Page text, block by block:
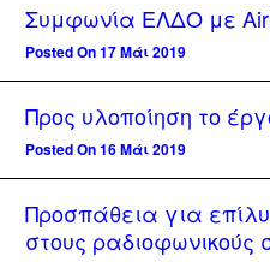
Συμφωνία ΕΛΔΟ με
Posted On 17 Μάι 2019
Προς υλοποίηση το
Posted On 16 Μάι 2019
Προσπάθεια για
στους ραδιοφωνικούς